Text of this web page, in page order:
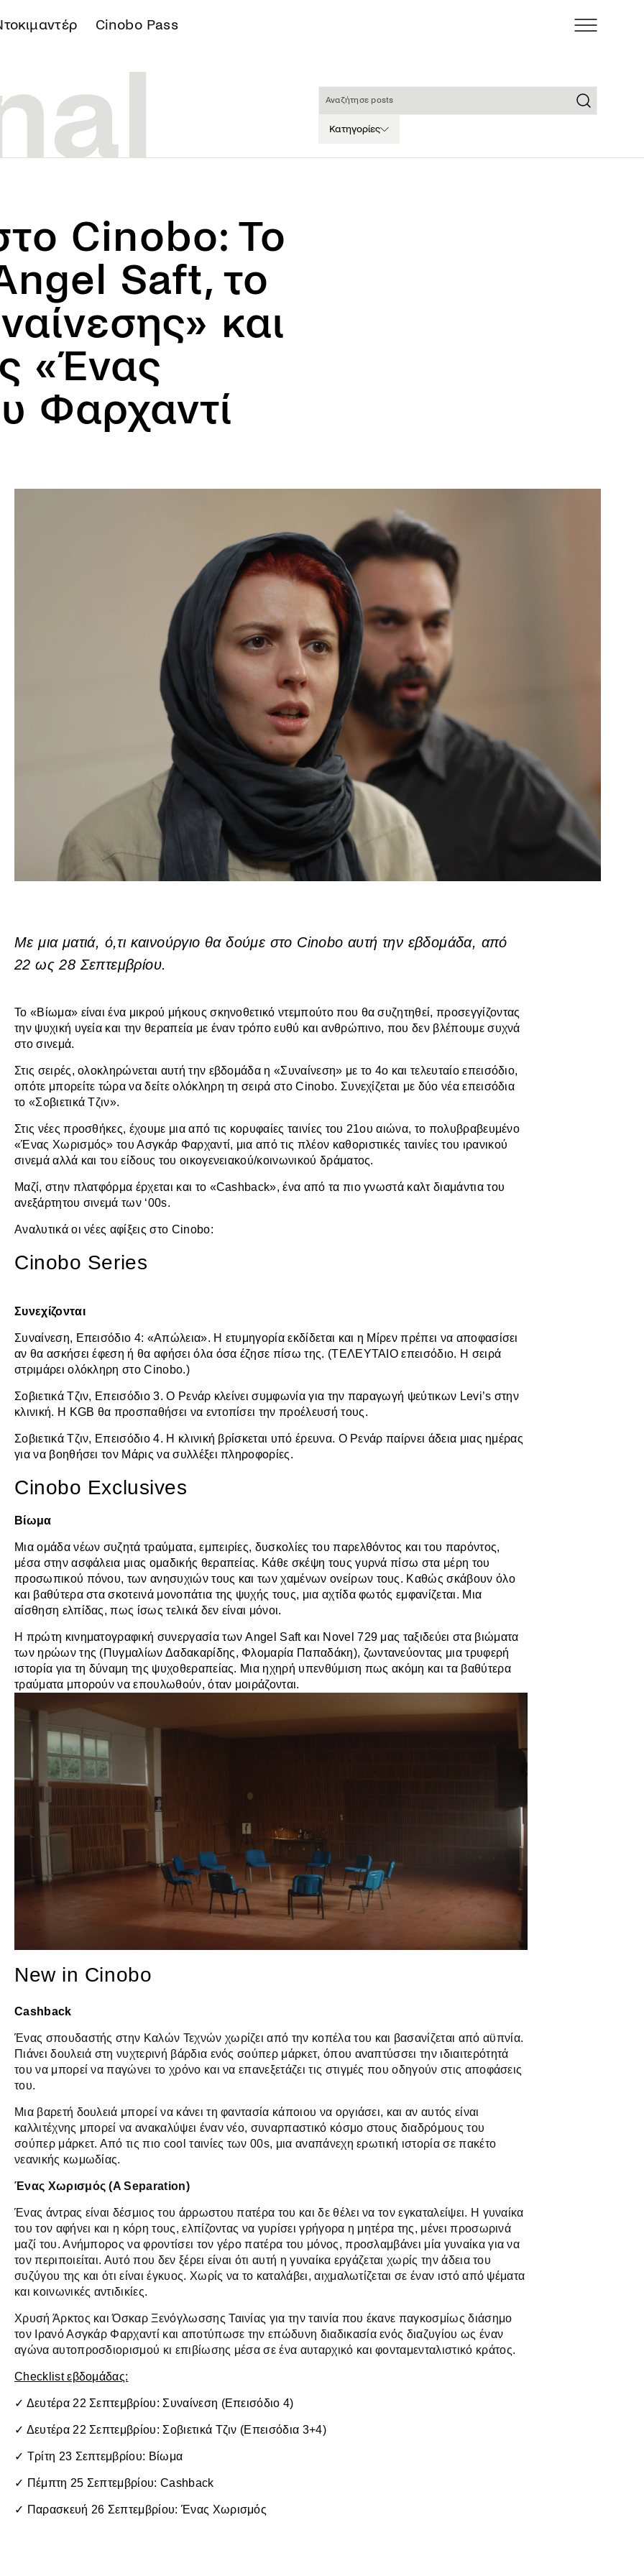
Cinobo Pass
Κατηγορίες
Cinobo: Το
Saft, το
και
«Ένας
Φαρχαντί
Με μια ματιά, ό,τι καινούργιο θα δούμε στο Cinobo αυτή την εβδομάδα, από
22 ως 28 Σεπτεμβρίου.
Το «Βίωμα» είναι ένα μικρού μήκους σκηνοθετικό ντεμπούτο που θα συζητηθεί, προσεγγίζοντας
την ψυχική υγεία και την θεραπεία με έναν τρόπο ευθύ και ανθρώπινο, που δεν βλέπουμε συχνά
στο σινεμά.
Στις σειρές, ολοκληρώνεται αυτή την εβδομάδα η «Συναίνεση» με το 4ο και τελευταίο επεισόδιο,
οπότε μπορείτε τώρα να δείτε ολόκληρη τη σειρά στο Cinobo. Συνεχίζεται με δύο νέα επεισόδια
το «Σοβιετικά Τζιν».
Στις νέες προσθήκες, έχουμε μια από τις κορυφαίες ταινίες του 21ου αιώνα, το πολυβραβευμένο
«Ένας Χωρισμός» του Ασγκάρ Φαρχαντί, μια από τις πλέον καθοριστικές ταινίες του ιρανικού
σινεμά αλλά και του είδους του οικογενειακού/κοινωνικού δράματος.
Μαζί, στην πλατφόρμα έρχεται και το «Cashback», ένα από τα πιο γνωστά καλτ διαμάντια του
ανεξάρτητου σινεμά των ‘00s.
Αναλυτικά οι νέες αφίξεις στο Cinobo:
Cinobo Series
Συνεχίζονται
Συναίνεση, Επεισόδιο 4: «Απώλεια». Η ετυμηγορία εκδίδεται και η Μίρεν πρέπει να αποφασίσει
αν θα ασκήσει έφεση ή θα αφήσει όλα όσα έζησε πίσω της. (ΤΕΛΕΥΤΑΙΟ επεισόδιο. Η σειρά
στριμάρει ολόκληρη στο Cinobo.)
Σοβιετικά Τζιν, Επεισόδιο 3. Ο Ρενάρ κλείνει συμφωνία για την παραγωγή ψεύτικων Levi’s στην
κλινική. Η KGB θα προσπαθήσει να εντοπίσει την προέλευσή τους.
Σοβιετικά Τζιν, Επεισόδιο 4. Η κλινική βρίσκεται υπό έρευνα. Ο Ρενάρ παίρνει άδεια μιας ημέρας
για να βοηθήσει τον Μάρις να συλλέξει πληροφορίες.
Cinobo Exclusives
Βίωμα
Μια ομάδα νέων συζητά τραύματα, εμπειρίες, δυσκολίες του παρελθόντος και του παρόντος,
μέσα στην ασφάλεια μιας ομαδικής θεραπείας. Κάθε σκέψη τους γυρνά πίσω στα μέρη του
προσωπικού πόνου, των ανησυχιών τους και των χαμένων ονείρων τους. Καθώς σκάβουν όλο
και βαθύτερα στα σκοτεινά μονοπάτια της ψυχής τους, μια αχτίδα φωτός εμφανίζεται. Μια
αίσθηση ελπίδας, πως ίσως τελικά δεν είναι μόνοι.
Η πρώτη κινηματογραφική συνεργασία των Angel Saft και Novel 729 μας ταξιδεύει στα βιώματα
των ηρώων της (Πυγμαλίων Δαδακαρίδης, Φλομαρία Παπαδάκη), ζωντανεύοντας μια τρυφερή
ιστορία για τη δύναμη της ψυχοθεραπείας. Μια ηχηρή υπενθύμιση πως ακόμη και τα βαθύτερα
τραύματα μπορούν να επουλωθούν, όταν μοιράζονται.
New in Cinobo
Cashback
Ένας σπουδαστής στην Καλών Τεχνών χωρίζει από την κοπέλα του και βασανίζεται από αϋπνία.
Πιάνει δουλειά στη νυχτερινή βάρδια ενός σούπερ μάρκετ, όπου αναπτύσσει την ιδιαιτερότητά
του να μπορεί να παγώνει το χρόνο και να επανεξετάζει τις στιγμές που οδηγούν στις αποφάσεις
του.
Μια βαρετή δουλειά μπορεί να κάνει τη φαντασία κάποιου να οργιάσει, και αν αυτός είναι
καλλιτέχνης μπορεί να ανακαλύψει έναν νέο, συναρπαστικό κόσμο στους διαδρόμους του
σούπερ μάρκετ. Από τις πιο cool ταινίες των 00s, μια αναπάνεχη ερωτική ιστορία σε πακέτο
νεανικής κωμωδίας.
Ένας Χωρισμός (A Separation)
Ένας άντρας είναι δέσμιος του άρρωστου πατέρα του και δε θέλει να τον εγκαταλείψει. Η γυναίκα
του τον αφήνει και η κόρη τους, ελπίζοντας να γυρίσει γρήγορα η μητέρα της, μένει προσωρινά
μαζί του. Ανήμπορος να φροντίσει τον γέρο πατέρα του μόνος, προσλαμβάνει μία γυναίκα για να
τον περιποιείται. Αυτό που δεν ξέρει είναι ότι αυτή η γυναίκα εργάζεται χωρίς την άδεια του
συζύγου της και ότι είναι έγκυος. Χωρίς να το καταλάβει, αιχμαλωτίζεται σε έναν ιστό από ψέματα
και κοινωνικές αντιδικίες.
Χρυσή Άρκτος και Όσκαρ Ξενόγλωσσης Ταινίας για την ταινία που έκανε παγκοσμίως διάσημο
τον Ιρανό Ασγκάρ Φαρχαντί και αποτύπωσε την επώδυνη διαδικασία ενός διαζυγίου ως έναν
αγώνα αυτοπροσδιορισμού κι επιβίωσης μέσα σε ένα αυταρχικό και φονταμενταλιστικό κράτος.
Checklist εβδομάδας:
✓ Δευτέρα 22 Σεπτεμβρίου: Συναίνεση (Επεισόδιο 4)
✓ Δευτέρα 22 Σεπτεμβρίου: Σοβιετικά Τζιν (Επεισόδια 3+4)
✓ Τρίτη 23 Σεπτεμβρίου: Βίωμα
✓ Πέμπτη 25 Σεπτεμβρίου: Cashback
✓ Παρασκευή 26 Σεπτεμβρίου: Ένας Χωρισμός